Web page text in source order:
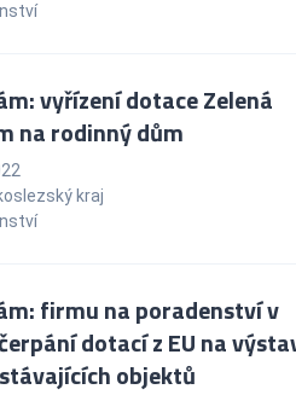
vyřízení dotace Zelená
na rodinný dům
kraj
firmu na poradenství v
dotací z EU na
objektů